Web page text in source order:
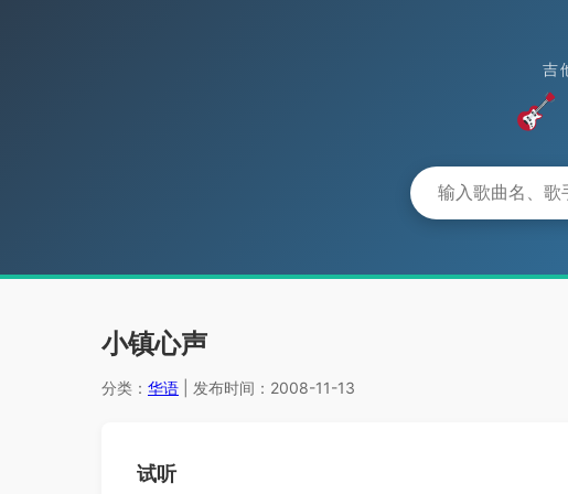
吉
小镇心声
分类： 华语 | 发布时间：2008-11-13
试听